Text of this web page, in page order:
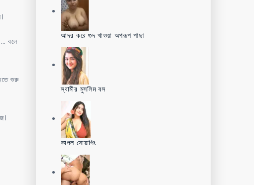
বলে
শুরু
আদর করে গুদ খাওয়া অপরূপ পাছা
স্বামীর মুসলিম বস
কাপল সোয়াপিং